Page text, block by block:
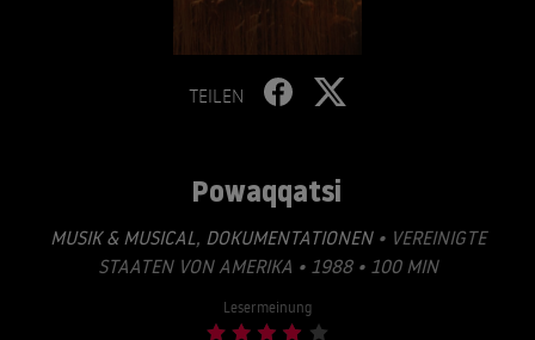
TEILEN
Powaqqatsi
MUSIK & MUSICAL, DOKUMENTATIONEN• VEREINIGTE
STAATEN VON AMERIKA • 1988 • 100 MIN
Lesermeinung